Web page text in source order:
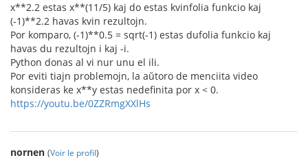
x**2.2 estas x**(11/5) kaj do estas kvinfolia funkcio kaj
(-1)**2.2 havas kvin rezultojn.
Por komparo, (-1)**0.5 = sqrt(-1) estas dufolia funkcio kaj
havas du rezultojn i kaj -i.
Python donas al vi nur unu el ili.
Por eviti tiajn problemojn, la aŭtoro de menciita video
konsideras ke x**y estas nedefinita por x < 0.
https://youtu.be/0ZZRmgXXlHs
nornen (Voir le profil)